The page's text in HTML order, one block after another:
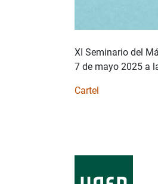
XI Seminario del
7 de mayo 2025 a
Cartel